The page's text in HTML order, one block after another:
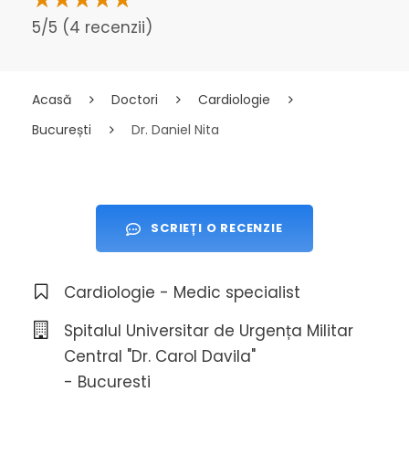
5/5 (4 recenzii)
Acasă Doctori
Cardiologie
București
Dr. Daniel Nita
SCRIEȚI O RECENZIE
Cardiologie - Medic specialist
Spitalul Universitar de Urgența Militar
Central "Dr. Carol Davila"
- Bucuresti